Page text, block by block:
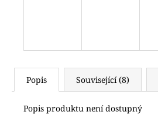
Popis Související (8)
Popis produktu není dostupný